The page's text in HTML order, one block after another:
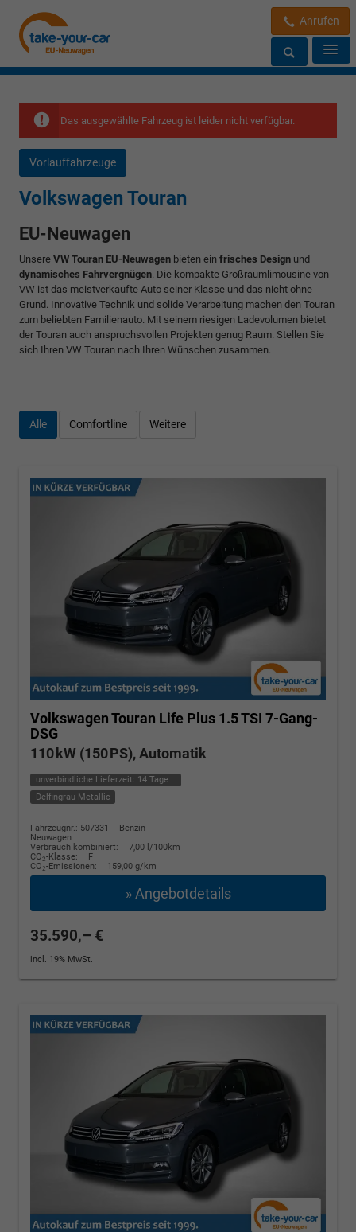
Anrufen
Das ausgewählte Fahrzeug ist leider nicht verfügbar.
Vorlauffahrzeuge
Volkswagen Touran
EU-Neuwagen
Unsere VW Touran EU-Neuwagen bieten ein frisches Design und
dynamisches Fahrvergnügen . Die kompakte Großraumlimousine von
VW ist das meistverkaufte Auto seiner Klasse und das nicht ohne
Grund. Innovative Technik und solide Verarbeitung machen den Touran
zum beliebten Familienauto. Mit seinem riesigen Ladevolumen bietet
der Touran auch anspruchsvollen Projekten genug Raum. Stellen Sie
sich Ihren VW Touran nach Ihren Wünschen zusammen.
Alle Comfortline Weitere
Volkswagen Touran Life Plus 1.5 TSI 7-Gang-
DSG
110 kW (150 PS), Automatik
unverbindliche Lieferzeit: 14 Tage
Delfingrau Metallic
Fahrzeugnr.: 507331
Benzin
Neuwagen
Verbrauch kombiniert:
7,00 l/100km
CO2-Klasse:
F
CO2-Emissionen: 159,00 g/km
» Angebotdetails
35.590,– €
incl. 19% MwSt.